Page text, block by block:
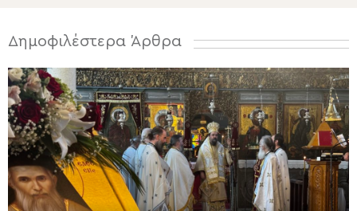
Δημοφιλέστερα Άρθρα